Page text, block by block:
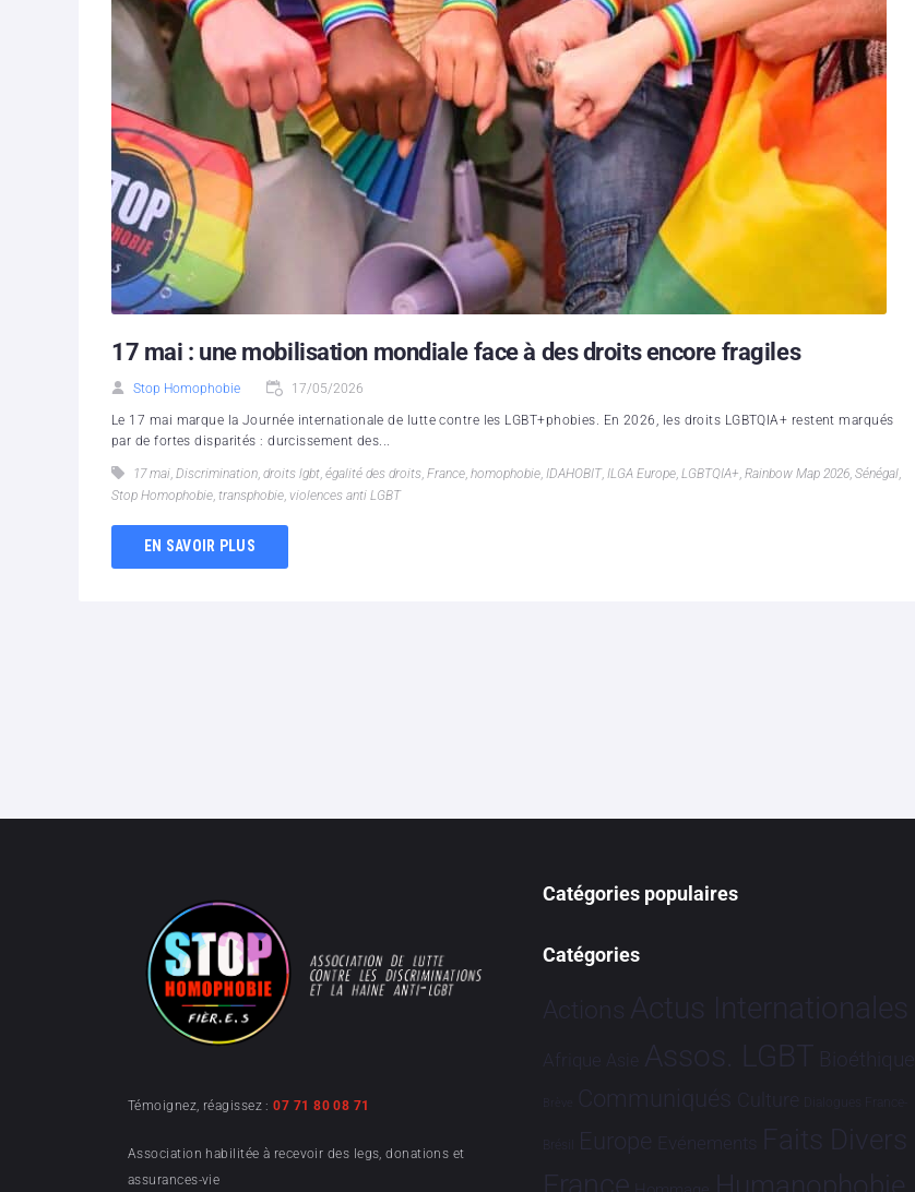
17 mai : une mobilisation mondiale face à des droits encore fragiles
Stop Homophobie 17/05/2026
Le 17 mai marque la Journée internationale de lutte contre les LGBT+phobies. En 2026, les droits LGBTQIA+ restent marqués
par de fortes disparités : durcissement des...
17 mai, Discrimination, droits lgbt, égalité des droits, France, homophobie, IDAHOBIT, ILGA Europe, LGBTQIA+, Rainbow Map 2026, Sénégal,
Stop Homophobie, transphobie, violences anti LGBT
EN SAVOIR PLUS
Témoignez, réagissez :07 71 80 08 71
Association habilitée à recevoir des legs, donations et
assurances-vie
Catégories populaires
Catégories
Actions Actus Internationales
Afrique Asie Assos. LGBT Bioéthique
Brève Communiqués Culture Dialogues France-
Brésil Europe Evénements Faits Divers
Humanophobie